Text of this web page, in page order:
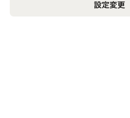
設定変更